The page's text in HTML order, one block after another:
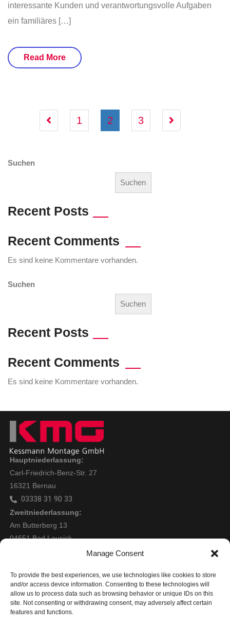
Manage Consent
To provide the best experiences, we use technologies like cookies to store
and/or access device information. Consenting to these technologies will
allow us to process data such as browsing behavior or unique IDs on this
site. Not consenting or withdrawing consent, may adversely affect certain
features and functions.
interessante Kunden und verantwortungsvolle Aufgaben
ein familiäres […]
Read More
1 2 3
Suchen
Suchen
Recent Posts
Recent Comments
Es sind keine Kommentare vorhanden.
Suchen
Suchen
Recent Posts
Recent Comments
Es sind keine Kommentare vorhanden.
Hauptniederlassung:
Carl-Friedrich-Benz-Str. 27
16321 Bernau
03338 31 90 33
Zweitniederlassung:
Am Butterberg 13
04651 Bad Lausick